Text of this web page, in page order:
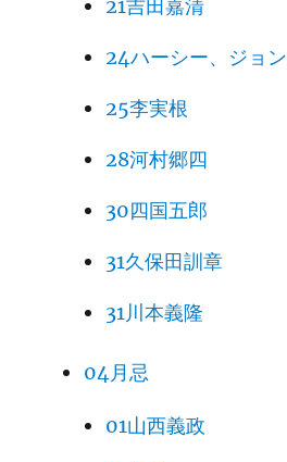
21吉田嘉清
24ハーシー、ジョン
25李実根
28河村郷四
30四国五郎
31久保田訓章
31川本義隆
04月忌
01山西義政